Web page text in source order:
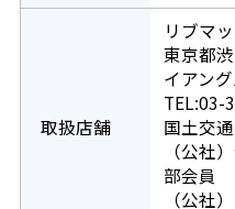
取扱店舗
リブマ
東京都
イアン
TEL:03-
国土交
（公社
部会員
（公社